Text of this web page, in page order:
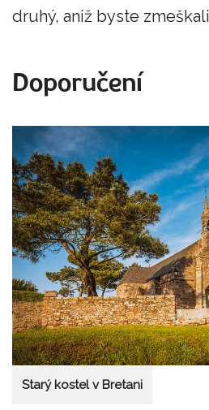
druhý, aniž byste
Doporučení
Starý kostel v Bretani